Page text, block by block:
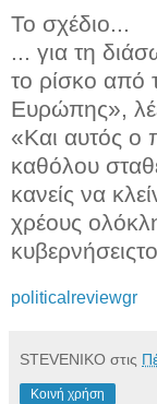
Το σχέδιο...
... για τη
το ρίσκο από
Ευρώπης»,
«Και αυτός ο
καθόλου
κανείς να
χρέους
politicalreviewgr
STEVENIKO στις
Κοινή χρήση